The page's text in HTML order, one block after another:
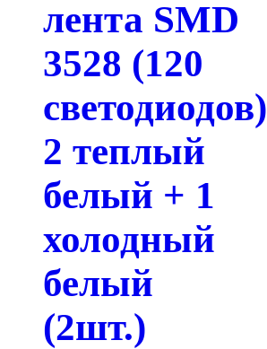
лента SMD
3528 (120
светодиодов)
2 теплый
белый + 1
холодный
белый
(2шт.)